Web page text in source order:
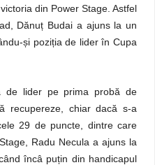
din Power Stage. Astfel
Dănuț Budai a ajuns la un
și poziția de lider în Cupa
de lider pe prima probă de
recupereze, chiar dacă s-a
29 de puncte, dintre care
Radu Necula a ajuns la
încâ puțin din handicapul